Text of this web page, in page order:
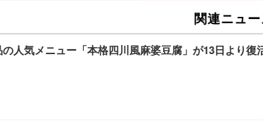
関連ニュー
人気メニュー「本格四川風麻婆豆腐」が13日より復